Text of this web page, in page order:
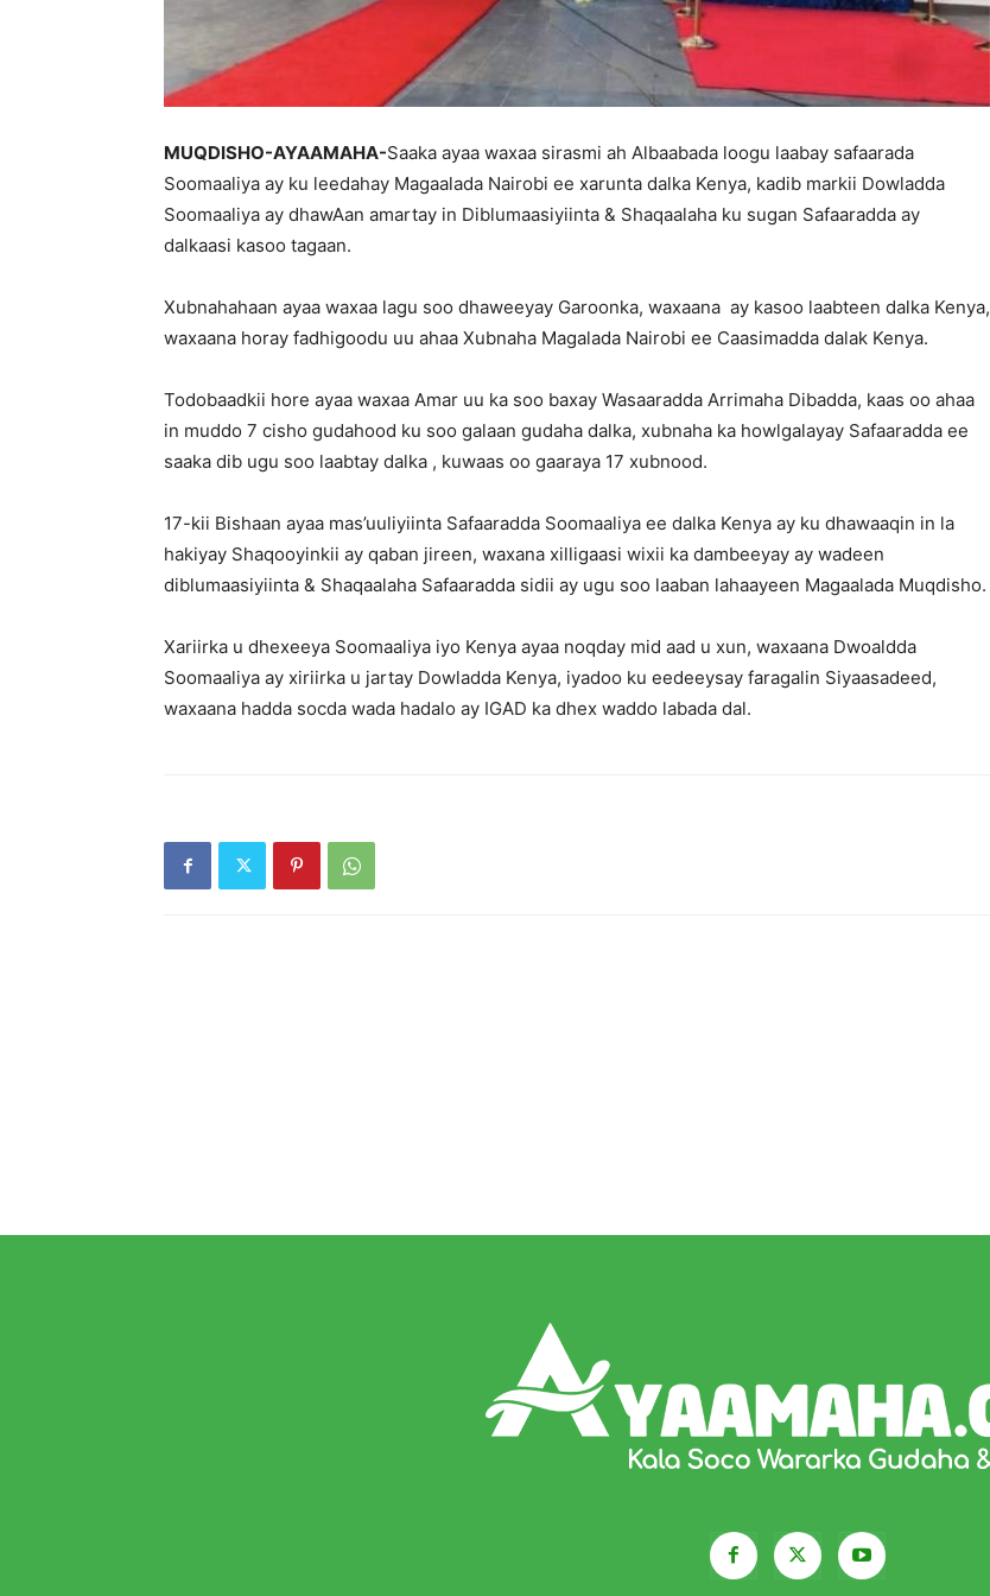
MUQDISHO-AYAAMAHA-Saaka ayaa waxaa sirasmi ah Albaabada loogu laabay safaarada
Soomaaliya ay ku leedahay Magaalada Nairobi ee xarunta dalka Kenya, kadib markii Dowladda
Soomaaliya ay dhawAan amartay in Diblumaasiyiinta & Shaqaalaha ku sugan Safaaradda ay
dalkaasi kasoo tagaan.
Xubnahahaan ayaa waxaa lagu soo dhaweeyay Garoonka, waxaana ay kasoo laabteen dalka Kenya,
waxaana horay fadhigoodu uu ahaa Xubnaha Magalada Nairobi ee Caasimadda dalak Kenya.
Todobaadkii hore ayaa waxaa Amar uu ka soo baxay Wasaaradda Arrimaha Dibadda, kaas oo ahaa
in muddo 7 cisho gudahood ku soo galaan gudaha dalka, xubnaha ka howlgalayay Safaaradda ee
saaka dib ugu soo laabtay dalka , kuwaas oo gaaraya 17 xubnood.
17-kii Bishaan ayaa mas’uuliyiinta Safaaradda Soomaaliya ee dalka Kenya ay ku dhawaaqin in la
hakiyay Shaqooyinkii ay qaban jireen, waxana xilligaasi wixii ka dambeeyay ay wadeen
diblumaasiyiinta & Shaqaalaha Safaaradda sidii ay ugu soo laaban lahaayeen Magaalada Muqdisho.
Xariirka u dhexeeya Soomaaliya iyo Kenya ayaa noqday mid aad u xun, waxaana Dwoaldda
Soomaaliya ay xiriirka u jartay Dowladda Kenya, iyadoo ku eedeeysay faragalin Siyaasadeed,
waxaana hadda socda wada hadalo ay IGAD ka dhex waddo labada dal.